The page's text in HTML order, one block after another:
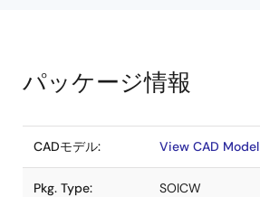
パッケージ情報
CADモデル: View CAD Model
Pkg. Type: SOICW